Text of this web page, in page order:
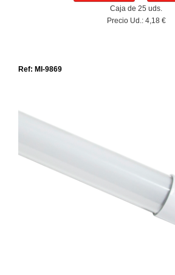
Caja de 25 uds.
Precio Ud.: 4,18 €
Ref: MI-9869